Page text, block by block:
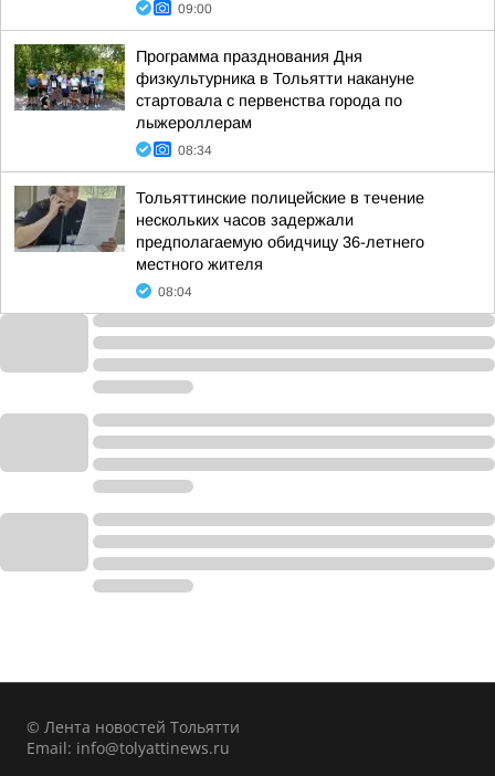
09:00
Программа празднования Дня
физкультурника в Тольятти накануне
стартовала с первенства города по
лыжероллерам
08:34
Тольяттинские полицейские в течение
нескольких часов задержали
предполагаемую обидчицу 36-летнего
местного жителя
08:04
© Лента новостей Тольятти
Email: info@tolyattinews.ru